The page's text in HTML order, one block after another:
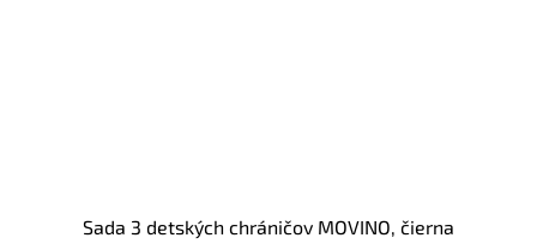
Sada 3 detských chráničov MOVINO, čierna